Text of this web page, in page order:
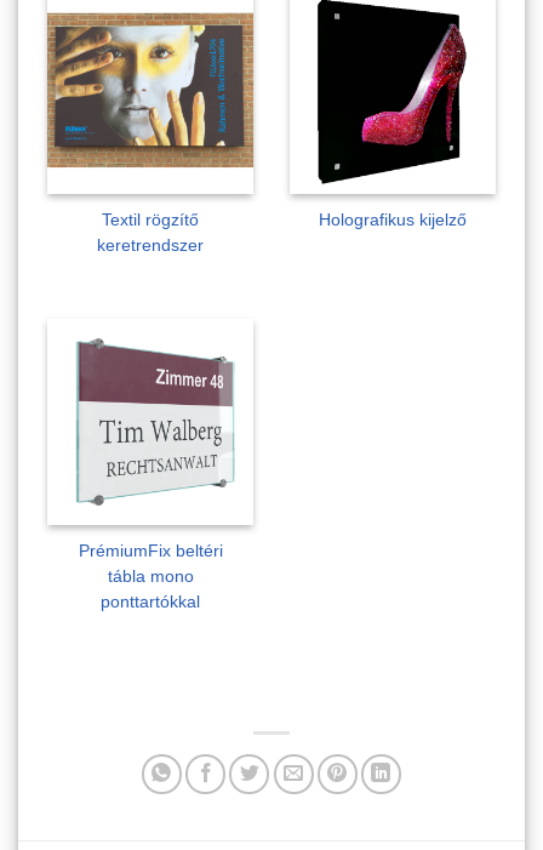
Textil rögzítő
keretrendszer
Holografikus kijelző
PrémiumFix beltéri
tábla mono
ponttartókkal